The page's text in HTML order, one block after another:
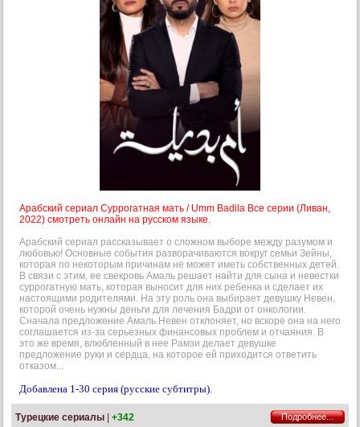
Арабский сериал Суррогатная мать / Umm Badila Все серии (Ливан,
2022) смотреть онлайн на русском языке.
Арабский сериал рассказывает о сложном выборе между разумом и
любовью! Основные события разворачиваются вокруг семьи Зейны,
которая по некоторым причинам не может иметь собственных детей.
В связи с этим, ее свекровь Амаль решает найти для сына и невестки
суррогатную мать, которая выносит для них ребенка и сделает их
настоящими родителями. На эту роль она выбирает девушку Невен,
которой очень нужны деньги для лечения Бадри от онкологии.
Сначала предложение Амаль Невен отклоняет, но вскоре она на него
соглашается из-за серьезных финансовых проблем и отчаяния. В
это же время, влюбленный в нее Рамзи делает девушке
предложение руки и сердца, на которое ей приходится ответить
отказом...
Добавлена 1-30 серия (русские субтитры).
Турецкие сериалы +342 Подробнее...